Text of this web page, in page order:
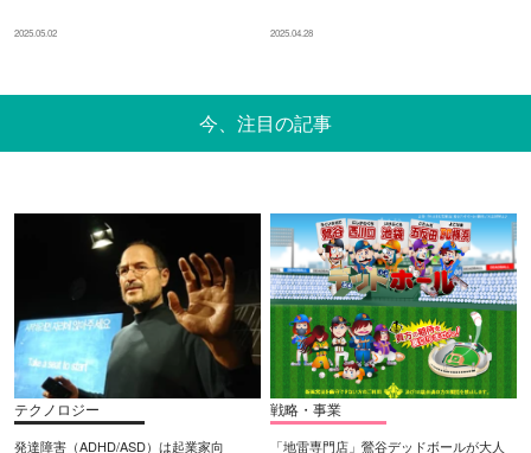
2025.05.02 2025.04.28
今、注目の記事
テクノロジー
発達障害（ADHD/ASD）は起業家向
戦略・事業
「地雷専門店」鶯谷デッドボールが大人